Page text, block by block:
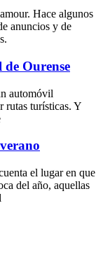
Hace algunos
anuncios y de
Ourense
automóvil
rutas turísticas. Y
el lugar en que
del año, aquellas